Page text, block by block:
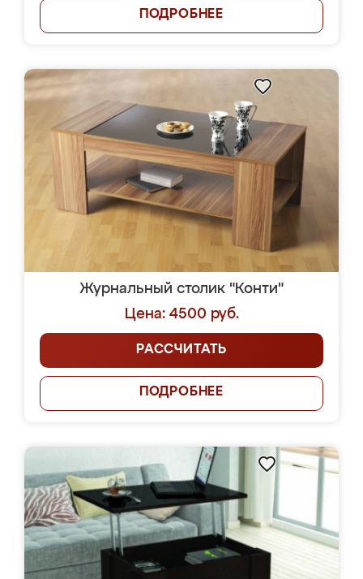
ПОДРОБНЕЕ
Журнальный столик "Конти"
Цена: 4500 руб.
РАССЧИТАТЬ
ПОДРОБНЕЕ